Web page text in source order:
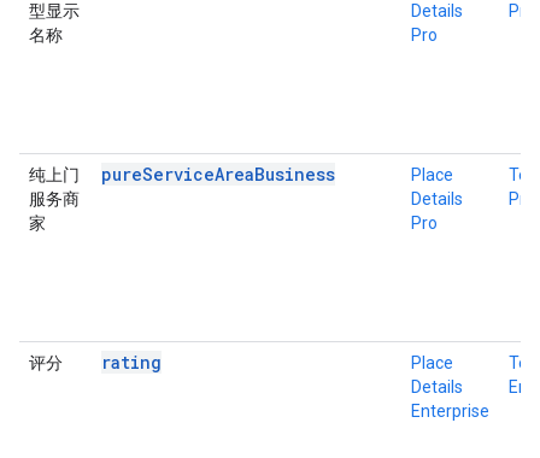
型显示
名称
Details
Pro
Pro
纯上门
服务商
家
pureServiceAreaBusiness
Place
Details
Pro
Pro
评分 rating
Place
Details
Enterprise